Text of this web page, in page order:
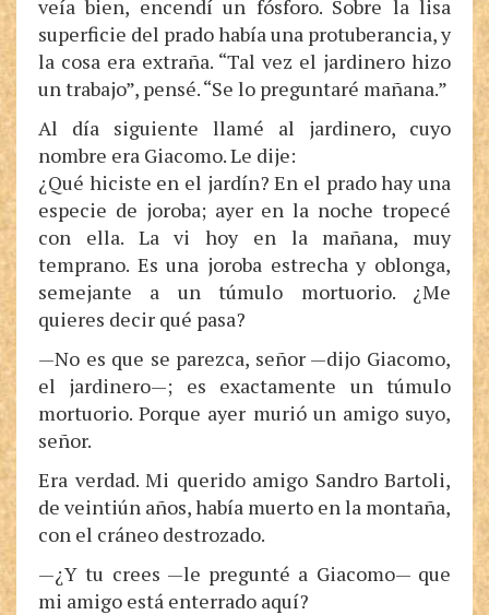
veía bien, encendí un fósforo. Sobre la lisa
superficie del prado había una protuberancia, y
la cosa era extraña. “Tal vez el jardinero hizo
un trabajo”, pensé. “Se lo preguntaré mañana.”
Al día siguiente llamé al jardinero, cuyo
nombre era Giacomo. Le dije:
¿Qué hiciste en el jardín? En el prado hay una
especie de joroba; ayer en la noche tropecé
con ella. La vi hoy en la mañana, muy
temprano. Es una joroba estrecha y oblonga,
semejante a un túmulo mortuorio. ¿Me
quieres decir qué pasa?
—No es que se parezca, señor —dijo Giacomo,
el jardinero—; es exactamente un túmulo
mortuorio. Porque ayer murió un amigo suyo,
señor.
Era verdad. Mi querido amigo Sandro Bartoli,
de veintiún años, había muerto en la montaña,
con el cráneo destrozado.
—¿Y tu crees —le pregunté a Giacomo— que
mi amigo está enterrado aquí?